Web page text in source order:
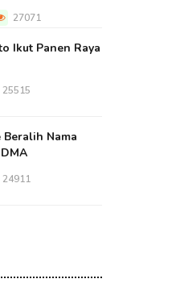
27071
Ikut Panen Raya
25515
Beralih Nama
24911